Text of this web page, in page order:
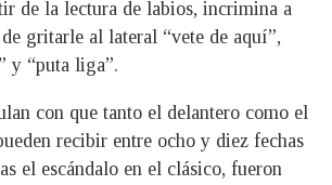
de la lectura de labios, incrimina a
gritarle al lateral “vete de aquí”,
y “puta liga”.
con que tanto el delantero como el
recibir entre ocho y diez fechas
el escándalo en el clásico, fueron